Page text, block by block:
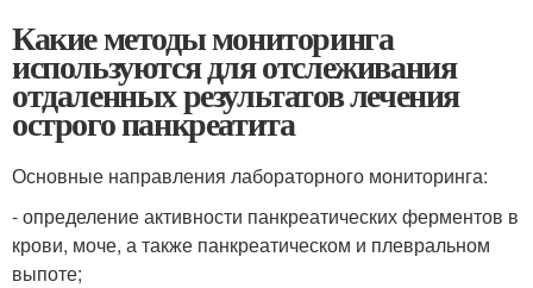
Какие методы мониторинга
используются для отслеживания
отдаленных результатов лечения
острого панкреатита
Основные направления лабораторного мониторинга:
- определение активности панкреатических ферментов в
крови, моче, а также панкреатическом и плевральном
выпоте;